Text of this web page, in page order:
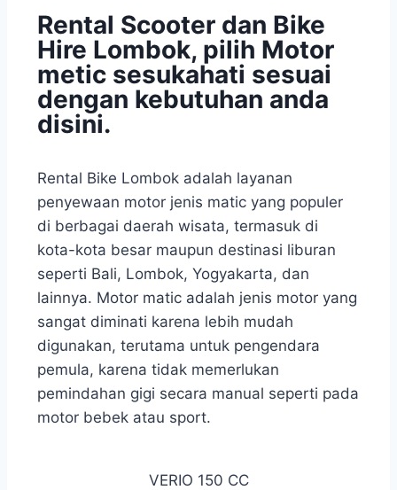
Rental Scooter dan Bike
Hire Lombok, pilih Motor
metic sesukahati sesuai
dengan kebutuhan anda
disini.
Rental Bike Lombok adalah layanan
penyewaan motor jenis matic yang populer
di berbagai daerah wisata, termasuk di
kota-kota besar maupun destinasi liburan
seperti Bali, Lombok, Yogyakarta, dan
lainnya. Motor matic adalah jenis motor yang
sangat diminati karena lebih mudah
digunakan, terutama untuk pengendara
pemula, karena tidak memerlukan
pemindahan gigi secara manual seperti pada
motor bebek atau sport.
VERIO 150 CC